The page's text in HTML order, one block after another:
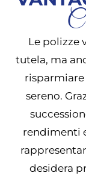
Le polizze
tutela, ma
risparmiare
sereno.
rendimenti
desidera